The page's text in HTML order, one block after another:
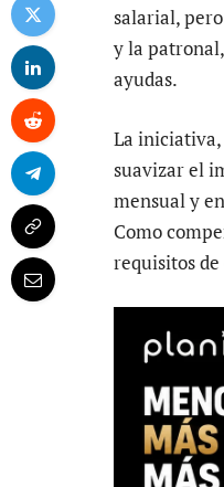
salarial,
y la
ayudas.
La iniciativa,
suavizar el
mensual y
Como
requisitos